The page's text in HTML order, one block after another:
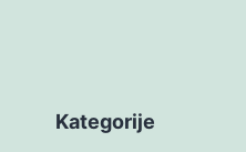
Kategorije